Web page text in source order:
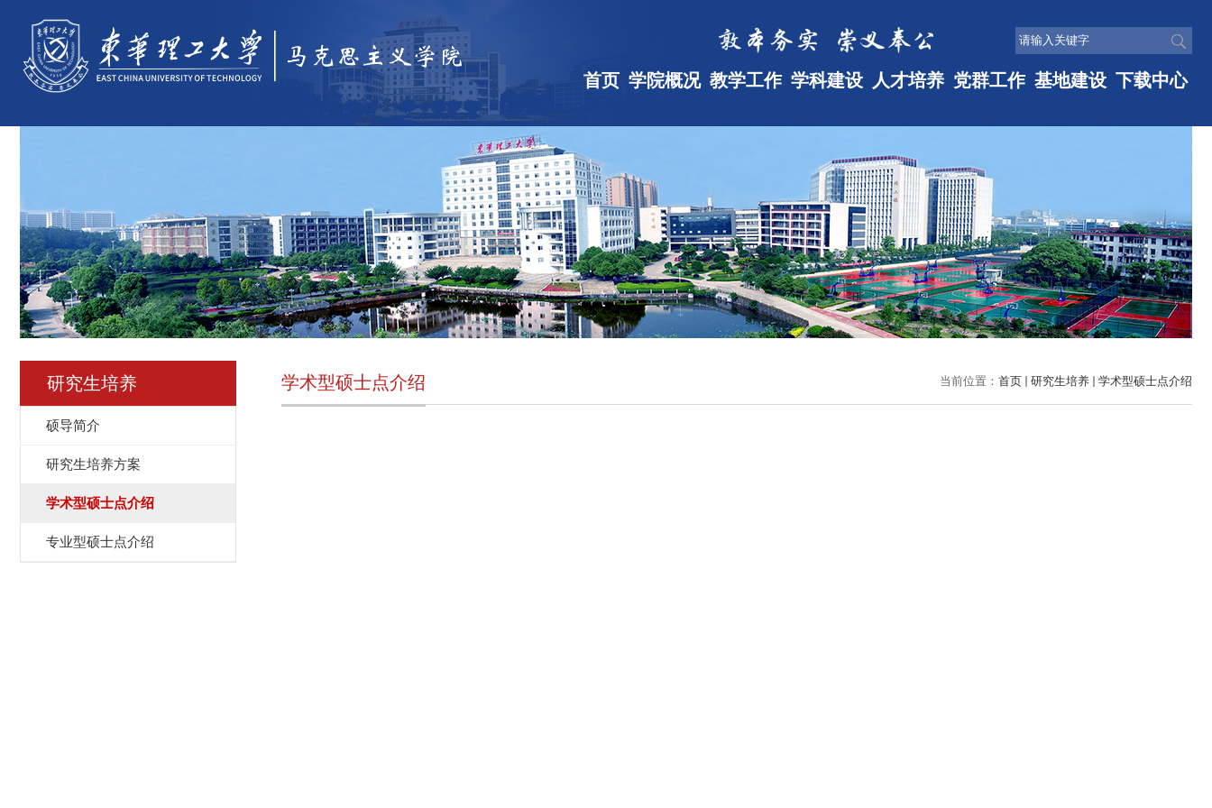
首页 学院概况 教学工作 学科建设 人才培养 党群工作 基地建设 下载中心
研究生培养
硕导简介
研究生培养方案
学术型硕士点介绍
专业型硕士点介绍
当前位置： 首页 研究生培养 学术型硕士点介绍
学术型硕士点介绍